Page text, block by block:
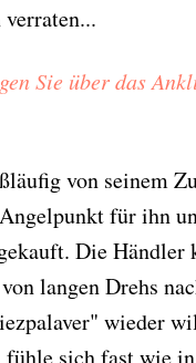
Sie über das
von seinem
für ihn
Die Händler
langen Drehs
wieder
sich fast wie